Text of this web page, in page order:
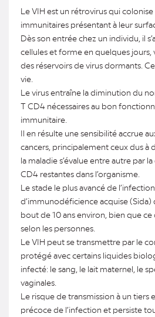
Le VIH est un rétrovirus qui colonise
immunitaires présentant à leur
Dès son entrée chez un individu, il
cellules et forme en quelques jours,
des réservoirs de virus dormants.
vie.
Le virus entraîne la diminution du
T CD4 nécessaires au bon
immunitaire.
Il en résulte une sensibilité accrue
cancers, principalement ceux dus à
la maladie s’évalue entre autre par
CD4 restantes dans l’organisme.
Le stade le plus avancé de
d’immunodéficience acquise
bout de 10 ans environ, bien que
selon les personnes.
Le VIH peut se transmettre par le
protégé avec certains liquides
infecté: le sang, le lait maternel, le
vaginales.
Le risque de transmission à un tiers
précoce de l’infection et persiste